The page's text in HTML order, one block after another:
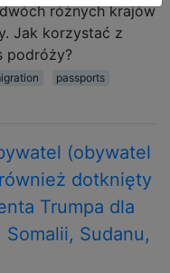
różnych krajów
Jak korzystać z
podróży?
passports
(obywatel
dotknięty
Trumpa dla
Sudanu,